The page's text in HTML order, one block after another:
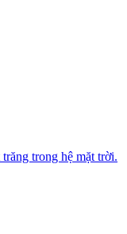
trong hệ mặt trời.